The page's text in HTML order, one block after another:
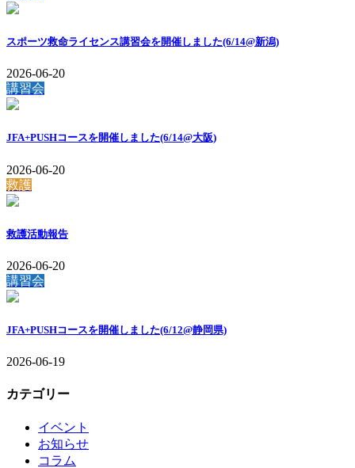
スポーツ救命ライセンス講習会を開催しました(6/14@新潟)
2026-06-20
講習会
JFA+PUSHコースを開催しました(6/14@大阪)
2026-06-20
救護
救護活動報告
2026-06-20
講習会
JFA+PUSHコースを開催しました(6/12@静岡県)
2026-06-19
カテゴリー
イベント
お知らせ
コラム